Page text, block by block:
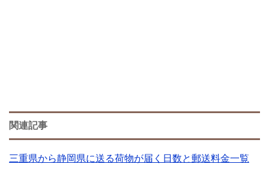
関連記事
三重県から静岡県に送る荷物が届く日数と郵送料金一覧